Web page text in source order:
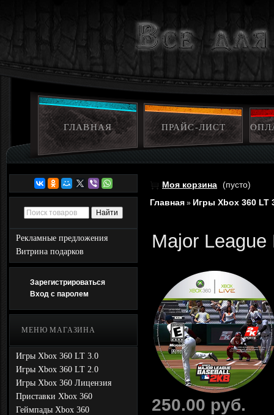
ГЛАВНАЯ ПРАЙС-ЛИСТ
Рекламные предложения
Витрина подарков
Зарегистрироваться
Вход с паролем
МЕНЮ МАГАЗИНА
Игры Xbox 360 LT 3.0
Игры Xbox 360 LT 2.0
Игры Xbox 360 Лицензия
Приставки Xbox 360
Геймпады Xbox 360
Моя корзина (пусто)
Главная » Игры Xbox 360 LT
Major
250.00 руб.